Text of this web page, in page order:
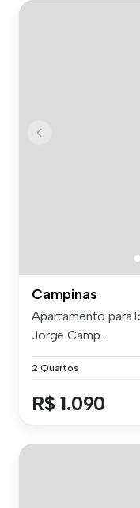
Campinas
Apartamento para
Jorge Camp...
2 Quartos
R$ 1.090